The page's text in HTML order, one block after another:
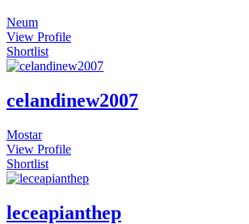
Neum
View Profile
Shortlist
celandinew2007
Mostar
View Profile
Shortlist
leceapianthep